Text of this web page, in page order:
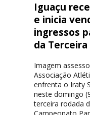
Iguaçu
e inicia
ingressos
da Terceira
Imagem
Associação
enfrenta o Iraty
neste domingo
terceira rodada